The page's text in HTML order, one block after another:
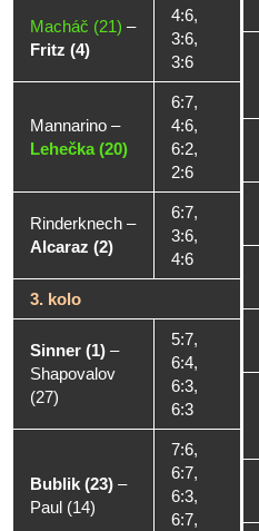
Macháč (21) –
Fritz (4)
4:6,
3:6,
3:6
Mannarino –
Lehečka (20)
6:7,
4:6,
6:2,
2:6
Rinderknech –
Alcaraz (2)
6:7,
3:6,
4:6
3. kolo
Sinner (1) –
Shapovalov
(27)
5:7,
6:4,
6:3,
6:3
Bublik (23) –
Paul (14)
7:6,
6:7,
6:3,
6:7,